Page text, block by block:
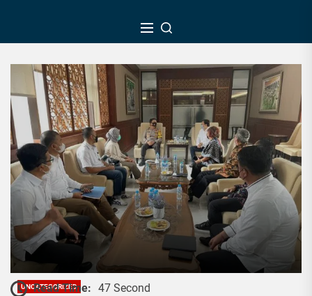
the
UNCATEGORIZED
Read Time: 47 Second